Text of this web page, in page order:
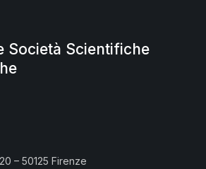
Società Scientifiche
– 50125 Firenze